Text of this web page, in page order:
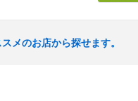
メのお店から探せます。